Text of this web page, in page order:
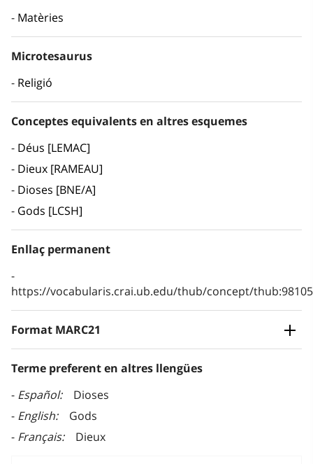
Matèries
Microtesaurus
Religió
Conceptes equivalents en altres esquemes
Déus [LEMAC]
Dieux [RAMEAU]
Dioses [BNE/A]
Gods [LCSH]
Enllaç permanent
https://vocabularis.crai.ub.edu/thub/concept/
Format MARC21
Terme preferent en altres llengües
Español
Dioses
English
Gods
Français
Dieux